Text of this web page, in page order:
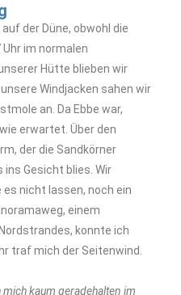
der Düne, obwohl die
im normalen
Hütte blieben wir
Windjacken sahen wir
an. Da Ebbe war,
erwartet. Über den
der die Sandkörner
Gesicht blies. Wir
nicht lassen, noch ein
einem
konnte ich
traf mich der Seitenwind.
kaum geradehalten im